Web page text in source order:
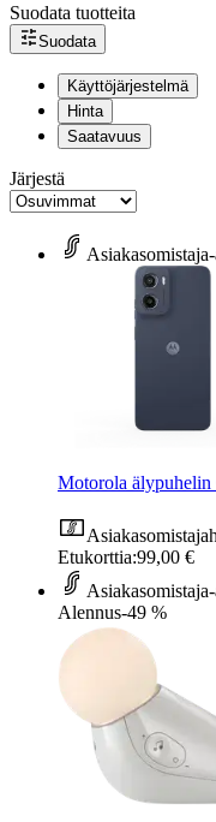
Suodata tuotteita
Suodata
Käyttöjärjestelmä
Hinta
Saatavuus
Järjestä
Motorola
Etukorttia:99,00 €
Alennus-49 %